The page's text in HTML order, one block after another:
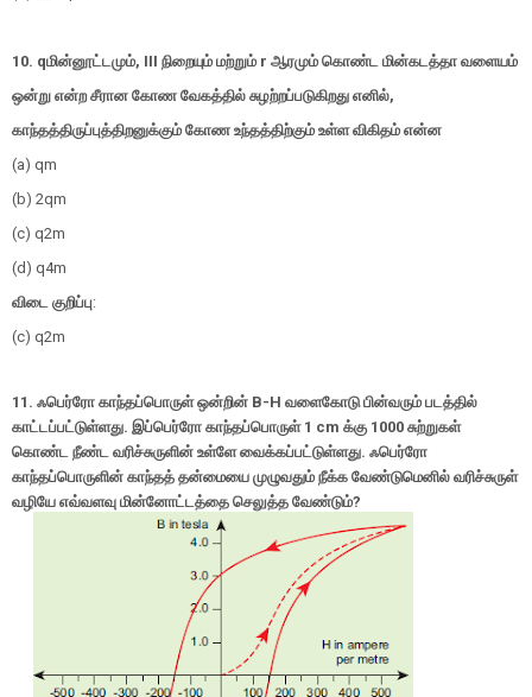
10. qமின்னூட்டமும், III நிறையும் மற்றும் r ஆரமும் கொண்ட மின்கடத்தா வளையம்
ஒன்று என்ற சீரான கோண வேகத்தில் சுழற்றப்படுகிறது எனில்,
காந்தத்திருப்புத்திறனுக்கும் கோண உந்தத்திற்கும் உள்ள விகிதம் என்ன
(a) qm
(b) 2qm
(c) q2m
(d) q4m
விடை குறிப்பு:
(c) q2m
11. ஃபெர்ரோ காந்தப்பொருள் ஒன்றின் B-H வளைகோடு பின்வரும் படத்தில்
காட்டப்பட்டுள்ளது. இப்பெர்ரோ காந்தப்பொருள் 1 cm க்கு 1000 சுற்றுகள்
கொண்ட நீண்ட வரிச்சுருளின் உள்ளே வைக்கப்பட்டுள்ளது. ஃபெர்ரோ
காந்தப்பொருளின் காந்தத் தன்மையை முழுவதும் நீக்க வேண்டுமெனில் வரிச்சுருள்
வழியே எவ்வளவு மின்னோட்டத்தை செலுத்த வேண்டும்?